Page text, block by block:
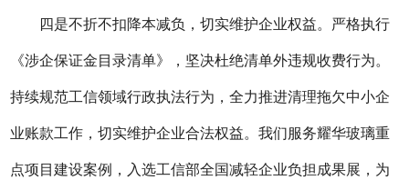
四是不折不扣降本减负，切实维护企业权益。 严格执行
《涉企保证金目录清单》，坚决杜绝清单外违规收费行为。
持续规范工信领域行政执法行为，全力推进清理拖欠中小企
业账款工作，切实维护企业合法权益。我们服务耀华玻璃重
点项目建设案例，入选工信部全国减轻企业负担成果展，为